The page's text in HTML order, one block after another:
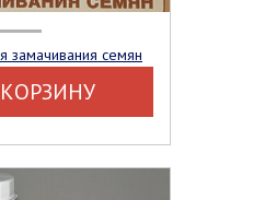
замачивания семян